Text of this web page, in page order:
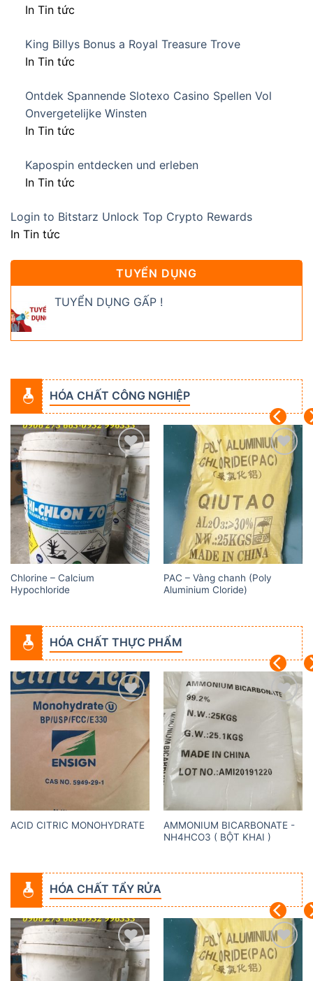
In Tin tức
King Billys Bonus a Royal Treasure Trove
In Tin tức
Ontdek Spannende Slotexo Casino Spellen Vol
Onvergetelijke Winsten
In Tin tức
Kapospin entdecken und erleben
In Tin tức
Login to Bitstarz Unlock Top Crypto Rewards
In Tin tức
TUYỂN DỤNG
TUYỂN DỤNG GẤP !
HÓA CHẤT CÔNG NGHIỆP
Add to
wishlist
Chlorine – Calcium
Hypochloride
Add to
wishlist
PAC – Vàng chanh (Poly
Aluminium Cloride)
HÓA CHẤT THỰC PHẨM
Add to
ACID CITRIC MONOHYDRATE
Add to
AMMONIUM BICARBONATE -
NH4HCO3 ( BỘT KHAI )
HÓA CHẤT TẨY RỬA
Add to
wishlist
Add to
wishlist